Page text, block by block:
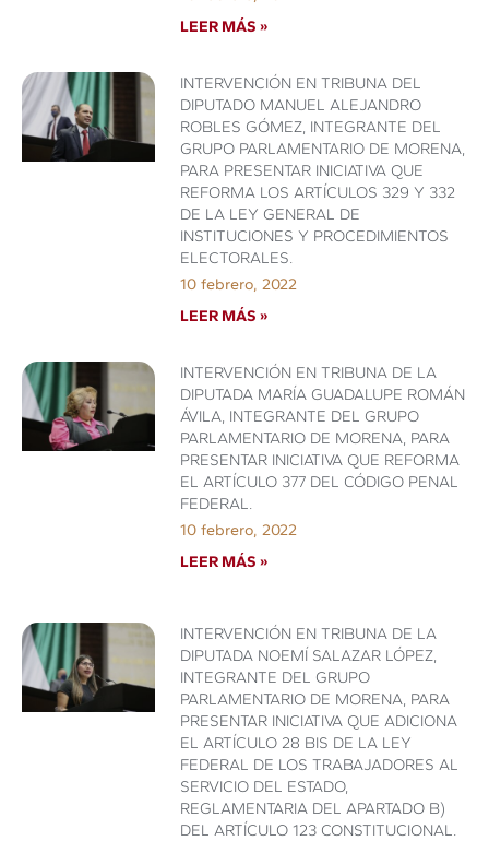
LEER MÁS »
INTERVENCIÓN EN TRIBUNA DEL
DIPUTADO MANUEL ALEJANDRO
ROBLES GÓMEZ, INTEGRANTE DEL
GRUPO PARLAMENTARIO DE MORENA,
PARA PRESENTAR INICIATIVA QUE
REFORMA LOS ARTÍCULOS 329 Y 332
DE LA LEY GENERAL DE
INSTITUCIONES Y PROCEDIMIENTOS
ELECTORALES.
10 febrero, 2022
LEER MÁS »
INTERVENCIÓN EN TRIBUNA DE LA
DIPUTADA MARÍA GUADALUPE ROMÁN
ÁVILA, INTEGRANTE DEL GRUPO
PARLAMENTARIO DE MORENA, PARA
PRESENTAR INICIATIVA QUE REFORMA
EL ARTÍCULO 377 DEL CÓDIGO PENAL
FEDERAL.
10 febrero, 2022
LEER MÁS »
INTERVENCIÓN EN TRIBUNA DE LA
DIPUTADA NOEMÍ SALAZAR LÓPEZ,
INTEGRANTE DEL GRUPO
PARLAMENTARIO DE MORENA, PARA
PRESENTAR INICIATIVA QUE ADICIONA
EL ARTÍCULO 28 BIS DE LA LEY
FEDERAL DE LOS TRABAJADORES AL
SERVICIO DEL ESTADO,
REGLAMENTARIA DEL APARTADO B)
DEL ARTÍCULO 123 CONSTITUCIONAL.